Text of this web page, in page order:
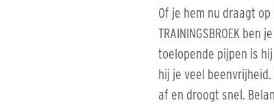
Of je hem nu draagt
TRAININGSBROEK
toelopende pijpen is
hij je veel
af en droogt snel.